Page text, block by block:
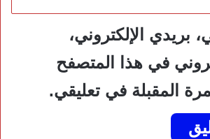
بريدي الإلكتروني،
في هذا المتصفح
المقبلة في تعليقي.